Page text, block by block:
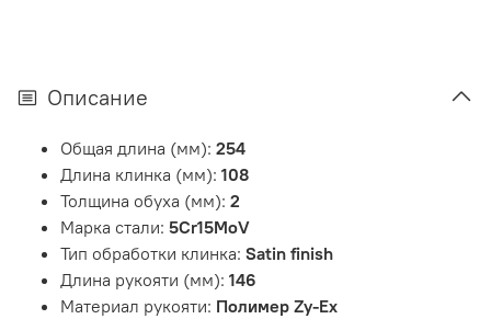
Описание
Общая длина (мм): 254
Длина клинка (мм): 108
Толщина обуха (мм): 2
Марка стали: 5Cr15MoV
Тип обработки клинка: Satin finish
Длина рукояти (мм): 146
Материал рукояти: Полимер Zy-Ex